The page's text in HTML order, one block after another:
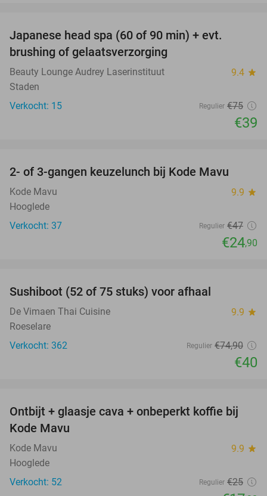
Japanese head spa (60 of 90 min) + evt.
brushing of gelaatsverzorging
Beauty Lounge Audrey Laserinstituut 9.4 star
Staden
Verkocht: 15
Regulier €75
€39
2- of 3-gangen keuzelunch bij Kode Mavu
Kode Mavu 9.9 star
Hooglede
Verkocht: 37
Regulier €47
€24,90
Sushiboot (52 of 75 stuks) voor afhaal
De Vimaen Thai Cuisine 9.9 star
Roeselare
Verkocht: 362
Regulier €74,90
€40
28%
Ontbijt + glaasje cava + onbeperkt koffie bij
Kode Mavu
Kode Mavu 9.9 star
Hooglede
Verkocht: 52
Regulier €25